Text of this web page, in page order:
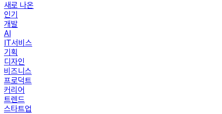
새로 나온
인기
개발
AI
IT서비스
기획
디자인
비즈니스
프로덕트
커리어
트렌드
스타트업